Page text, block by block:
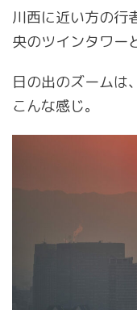
川西に近い方の行
央のツインタワー
日の出のズームは
こんな感じ。